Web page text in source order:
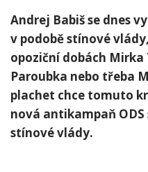
Andrej Babiš se dnes
v podobě stínové
opoziční dobách Mirka
Paroubka nebo třeba
plachet chce tomuto
nová antikampaň
stínové vlády.